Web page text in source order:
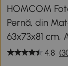
HOMCOM
Pernă, din
63x73x81 cm,
4.8